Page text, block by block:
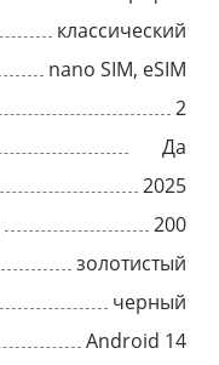
классический
nano SIM, eSIM
2
Да
2025
200
золотистый
черный
Android 14